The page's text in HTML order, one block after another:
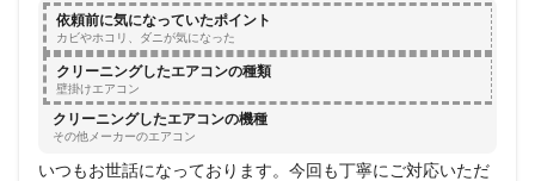
依頼前に気になっていたポイント
カビやホコリ、ダニが気になった
クリーニングしたエアコンの種類
壁掛けエアコン
クリーニングしたエアコンの機種
その他メーカーのエアコン
いつもお世話になっております。今回も丁寧にご対応いただ